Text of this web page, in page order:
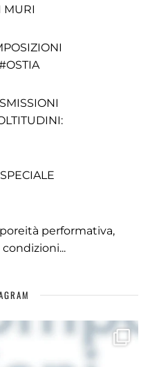
MURI
performativa,